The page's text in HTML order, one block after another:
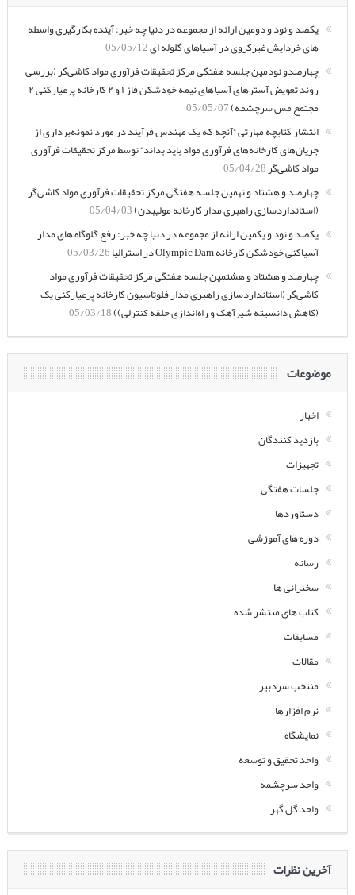
یکصد و نود و دومین ارائه از مجموعه در دنیا چه خبر: آینده بکارگیری واسطه
های خردایش غیرکروی در آسیاهای گلوله ای05/05/12
چهارصدو نودمین جلسه هفتگی مرکز تحقیقات فرآوری مواد کاشی‌گر (بررسی
روند تعویض آسترهای آسیاهای نیمه خودشکن فاز ۱ و ۲ کارخانه پرعیارکنی ۲
مجتمع مس سرچشمه)05/05/07
انتشار کتابچه مهارتی “آنچه که یک مهندس فرآیند در مورد نمونه‌برداری از
جریان‌های کارخانه‌های فرآوری مواد باید بداند” توسط مرکز تحقیقات فرآوری
مواد کاشی‌گر05/04/28
چهارصد و هشتاد و نهمین جلسه هفتگی مرکز تحقیقات فرآوری مواد کاشی‌گر
(استانداردسازی راهبری مدار کارخانه مولیبدن)05/04/03
یکصد و نود و یکمین ارائه از مجموعه در دنیا چه خبر: رفع گلوگاه های مدار
آسیاکنی خودشکن کارخانه Olympic Dam در استرالیا
05/03/26
چهارصد و هشتاد و هشتمین جلسه هفتگی مرکز تحقیقات فرآوری مواد
کاشی‌گر (استانداردسازی راهبری مدار فلوتاسیون کارخانه پرعیارکنی یک
(کاهش دانسیته شیرآهک و راه‌اندازی حلقه کنترلی))05/03/18
موضوعات
اخبار
بازدید کنندگان
تجهیزات
جلسات هفتگی
دستاوردها
دوره های آموزشی
رسانه
سخنرانی ها
کتاب های منتشر شده
مسابقات
مقالات
منتخب سردبیر
نرم افزارها
نمایشگاه
واحد تحقیق و توسعه
واحد سرچشمه
واحد گل گهر
آخرین نظرات